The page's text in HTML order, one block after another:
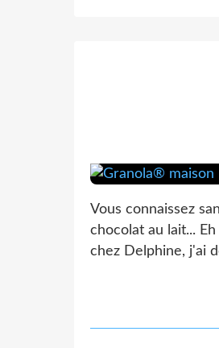
Vous connaissez
chocolat au lait...
chez Delphine, j'ai